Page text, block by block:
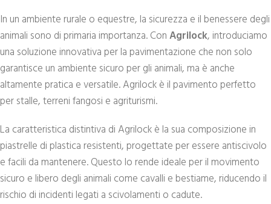
In un ambiente rurale o equestre, la sicurezza e il benessere degli
animali sono di primaria importanza. ConAgrilock, introduciamo
una soluzione innovativa per la pavimentazione che non solo
garantisce un ambiente sicuro per gli animali, ma è anche
altamente pratica e versatile. Agrilock è il pavimento perfetto
per stalle, terreni fangosi e agriturismi.
La caratteristica distintiva di Agrilock è la sua composizione in
piastrelle di plastica resistenti, progettate per essere antiscivolo
e facili da mantenere. Questo lo rende ideale per il movimento
sicuro e libero degli animali come cavalli e bestiame, riducendo il
rischio di incidenti legati a scivolamenti o cadute.